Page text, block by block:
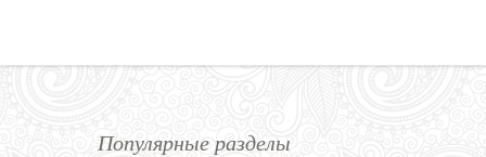
Популярные разделы